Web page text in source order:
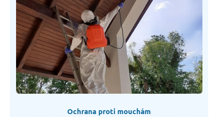
Ochrana proti mouchám